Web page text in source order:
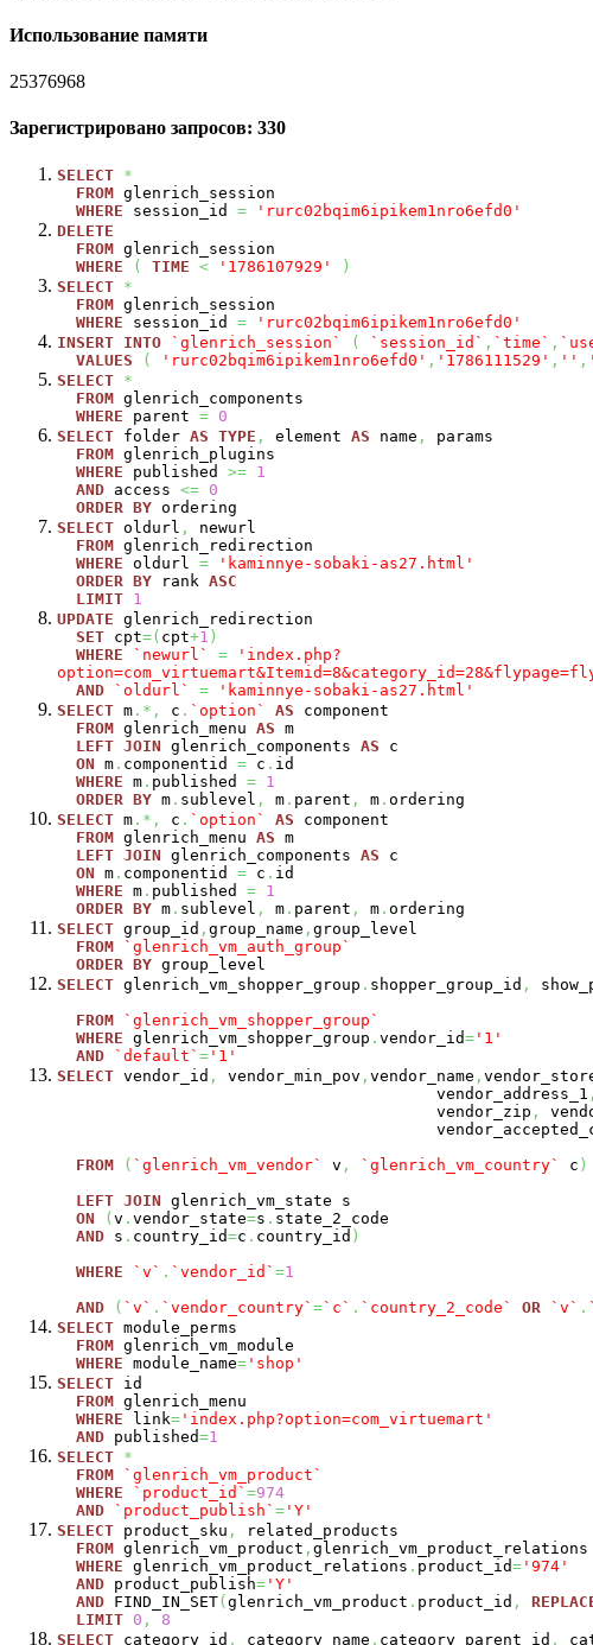
Использование памяти
25376968
Зарегистрировано запросов: 330
SELECT *
FROM glenrich_session
WHERE session_id =
'rurc02bqim6ipikem1nro6efd0'
DELETE
FROM glenrich_session
WHERE
( TIME < '1786107929'
)
SELECT *
FROM glenrich_session
WHERE session_id =
'rurc02bqim6ipikem1nro6efd0'
INSERT INTO `glenrich_session` ( `session_id` , `time` ,
VALUES
( 'rurc02bqim6ipikem1nro6efd0' , '1786111529' , '' ,
SELECT *
FROM glenrich_components
WHERE parent = 0
SELECT folder AS TYPE , element AS name ,
params
FROM glenrich_plugins
WHERE published >= 1
AND access <= 0
ORDER BY ordering
SELECT oldurl ,
newurl
FROM glenrich_redirection
WHERE oldurl =
'kaminnye-sobaki-as27.html'
ORDER BY rank ASC
LIMIT 1
UPDATE glenrich_redirection
SET cpt=( cpt+1 )
WHERE
`newurl` =
'index.php?
AND
`oldurl` =
'kaminnye-sobaki-as27.html'
SELECT m .*, c . `option` AS component
FROM glenrich_menu AS m
LEFT JOIN glenrich_components AS c
ON m . componentid = c . id
WHERE m . published = 1
ORDER BY m . sublevel , m . parent , m . ordering
SELECT m .*, c . `option` AS component
FROM glenrich_menu AS m
LEFT JOIN glenrich_components AS c
ON m . componentid = c . id
WHERE m . published = 1
ORDER BY m . sublevel , m . parent , m . ordering
SELECT group_id , group_name , group_level
FROM
`glenrich_vm_auth_group`
ORDER BY group_level
SELECT glenrich_vm_shopper_group . shopper_group_id ,
FROM
`glenrich_vm_shopper_group`
WHERE glenrich_vm_shopper_group . vendor_id= '1'
AND
`default` = '1'
SELECT vendor_id , vendor_min_pov , vendor_name ,
vendor_address_1 ,
vendor_zip ,
FROM
( `glenrich_vm_vendor` v , `glenrich_vm_country` c )
LEFT JOIN glenrich_vm_state s
ON
( v . vendor_state=s . state_2_code
AND s . country_id=c . country_id )
WHERE
`v` . `vendor_id` =1
AND
( `v` . `vendor_country` =`c` . `country_2_code` OR `v` .
SELECT module_perms
FROM glenrich_vm_module
WHERE module_name= 'shop'
SELECT id
FROM glenrich_menu
WHERE link= 'index.php?option=com_virtuemart'
AND published=1
SELECT *
FROM
`glenrich_vm_product`
WHERE
`product_id` =974
AND
`product_publish` = 'Y'
SELECT product_sku ,
related_products
FROM glenrich_vm_product , glenrich_vm_product_relations
WHERE glenrich_vm_product_relations . product_id= '974'
AND product_publish= 'Y'
AND FIND_IN_SET( glenrich_vm_product . product_id ,
LIMIT 0 ,
8
SELECT category_id , category_name , category_parent_id ,